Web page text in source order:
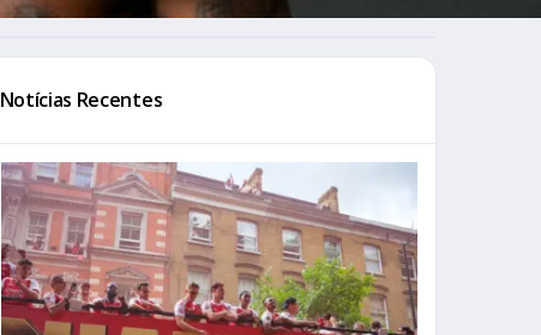
Notícias Recentes